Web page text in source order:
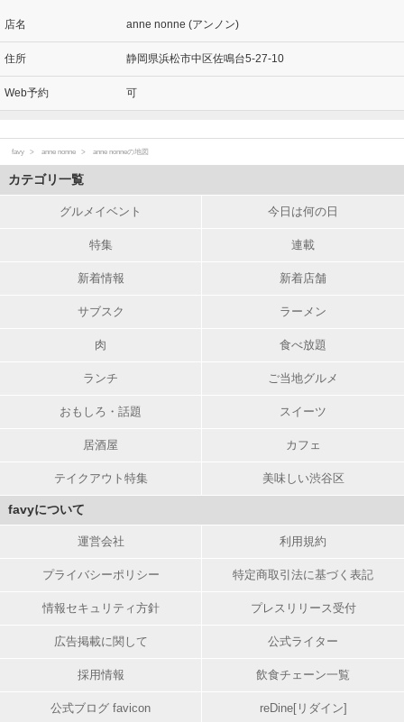
店名 anne nonne (アンノン)
住所 静岡県浜松市中区佐鳴台5-27-10
Web予約 可
favy anne nonne anne nonneの地図
カテゴリ一覧
グルメイベント 今日は何の日
特集 連載
新着情報 新着店舗
サブスク ラーメン
肉 食べ放題
ランチ ご当地グルメ
おもしろ・話題 スイーツ
居酒屋 カフェ
テイクアウト特集 美味しい渋谷区
favyについて
運営会社 利用規約
プライバシーポリシー 特定商取引法に基づく表記
情報セキュリティ方針 プレスリリース受付
広告掲載に関して 公式ライター
採用情報 飲食チェーン一覧
公式ブログ favicon reDine[リダイン]